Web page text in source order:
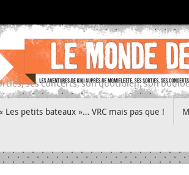
ses concerts, son quotidien, son boulot
Les petits bateaux »… VRC mais pas que !